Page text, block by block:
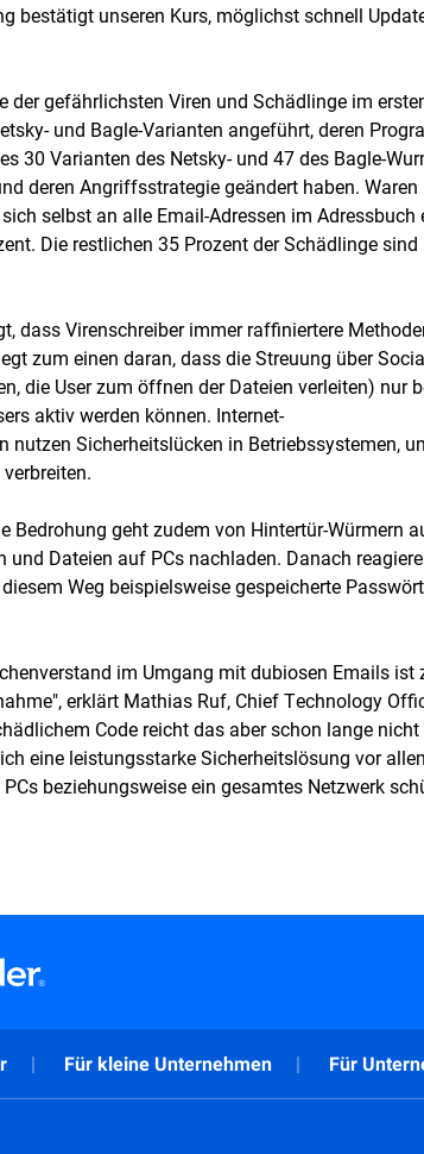
bestätigt unseren Kurs, möglichst schnell
der gefährlichsten Viren und Schädlinge im
und Bagle-Varianten angeführt, deren
30 Varianten des Netsky- und 47 des Bagle-
deren Angriffsstrategie geändert haben.
selbst an alle Email-Adressen im
Die restlichen 35 Prozent der Schädlinge
dass Virenschreiber immer raffiniertere
zum einen daran, dass die Streuung über
die User zum öffnen der Dateien verleiten) nur
aktiv werden können. Internet-
nutzen Sicherheitslücken in Betriebssystemen,
Bedrohung geht zudem von Hintertür-Würmern
und Dateien auf PCs nachladen. Danach
Weg beispielsweise gespeicherte
im Umgang mit dubiosen Emails ist
erklärt Mathias Ruf, Chief Technology
Code reicht das aber schon lange
eine leistungsstarke Sicherheitslösung vor
beziehungsweise ein gesamtes Netzwerk
Für kleine Unternehmen Für